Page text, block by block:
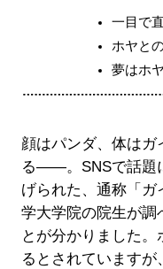
一目で
ホヤと
夢はホ
顔はパンダ、体はガ
る――。SNSで話題
げられた、通称「ガ
学大学院の院生が調
とが分かりました
るとされています